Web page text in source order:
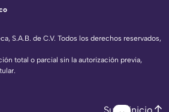
S.A.B. de C.V. Todos los derechos reservados,
total o parcial sin la autorización previa,
Subir inicio